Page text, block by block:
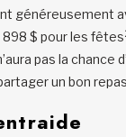
généreusement
$ pour les fêtes
pas la chance
un bon